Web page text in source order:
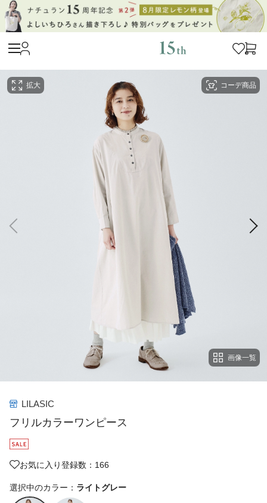
コーデ商品
拡大
画像一覧
LILASIC
フリルカラーワンピース
お気に入り登録数：166
選択中のカラー： ライトグレー